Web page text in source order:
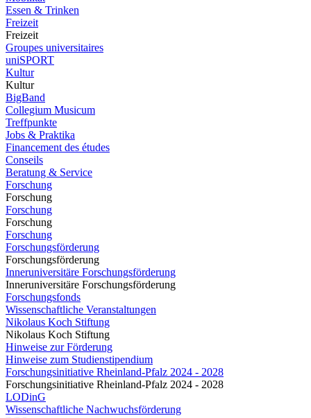
Essen & Trinken
Freizeit
Freizeit
Groupes universitaires
uniSPORT
Kultur
Kultur
BigBand
Collegium Musicum
Treffpunkte
Jobs & Praktika
Financement des études
Conseils
Beratung & Service
Forschung
Forschung
Forschung
Forschung
Forschung
Forschungsförderung
Forschungsförderung
Inneruniversitäre Forschungsförderung
Inneruniversitäre Forschungsförderung
Forschungsfonds
Wissenschaftliche Veranstaltungen
Nikolaus Koch Stiftung
Nikolaus Koch Stiftung
Hinweise zur Förderung
Hinweise zum Studienstipendium
Forschungsinitiative Rheinland-Pfalz 2024 - 2028
Forschungsinitiative Rheinland-Pfalz 2024 - 2028
LODinG
Wissenschaftliche Nachwuchsförderung